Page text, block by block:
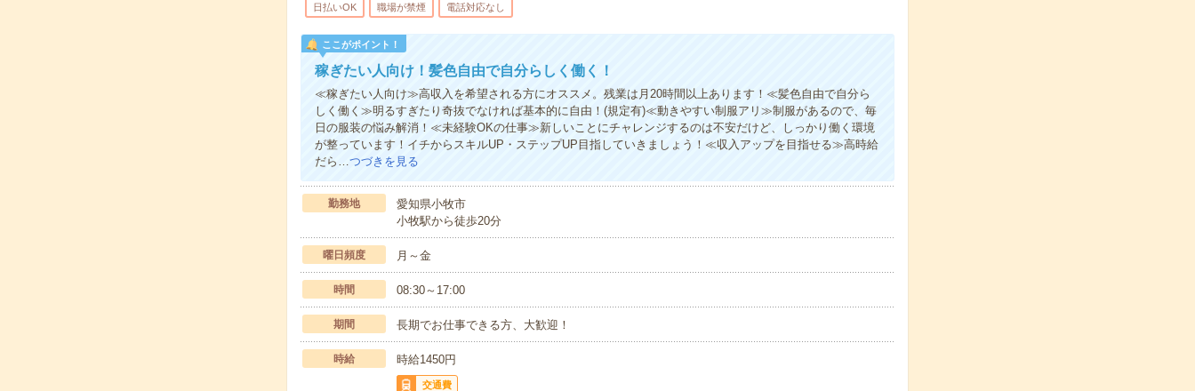
日払いOK 職場が禁煙 電話対応なし
ここがポイント！
稼ぎたい人向け！髪色自由で自分らしく働く！
≪稼ぎたい人向け≫高収入を希望される方にオススメ。残業は月20時間以上あります！≪髪色自由で自分ら
しく働く≫明るすぎたり奇抜でなければ基本的に自由！(規定有)≪動きやすい制服アリ≫制服があるので、毎
日の服装の悩み解消！≪未経験OKの仕事≫新しいことにチャレンジするのは不安だけど、しっかり働く環境
が整っています！イチからスキルUP・ステップUP目指していきましょう！≪収入アップを目指せる≫高時給
だら…つづきを見る
勤務地
愛知県小牧市
小牧駅から徒歩20分
曜日頻度 月～金
時間 08:30～17:00
期間 長期でお仕事できる方、大歓迎！
時給 時給1450円
交通費